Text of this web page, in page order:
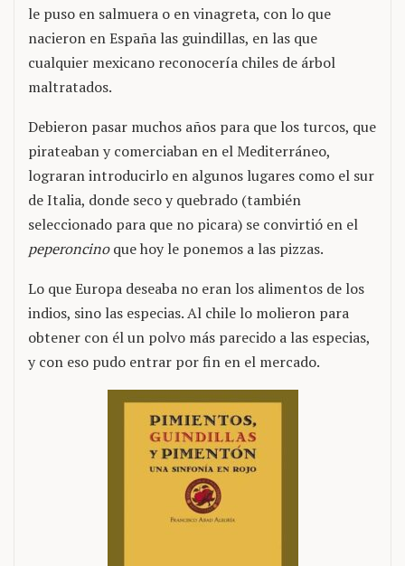
le puso en salmuera o en vinagreta, con lo que
nacieron en España las guindillas, en las que
cualquier mexicano reconocería chiles de árbol
maltratados.
Debieron pasar muchos años para que los turcos, que
pirateaban y comerciaban en el Mediterráneo,
lograran introducirlo en algunos lugares como el sur
de Italia, donde seco y quebrado (también
seleccionado para que no picara) se convirtió en el
peperoncinoque hoy le ponemos a las pizzas.
Lo que Europa deseaba no eran los alimentos de los
indios, sino las especias. Al chile lo molieron para
obtener con él un polvo más parecido a las especias,
y con eso pudo entrar por fin en el mercado.